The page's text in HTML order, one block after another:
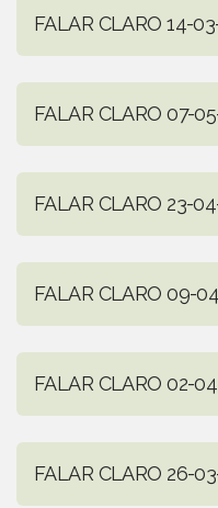
FALAR CLARO 14-
FALAR CLARO 07-
FALAR CLARO 23-
FALAR CLARO 09-
FALAR CLARO 02-
FALAR CLARO 26-